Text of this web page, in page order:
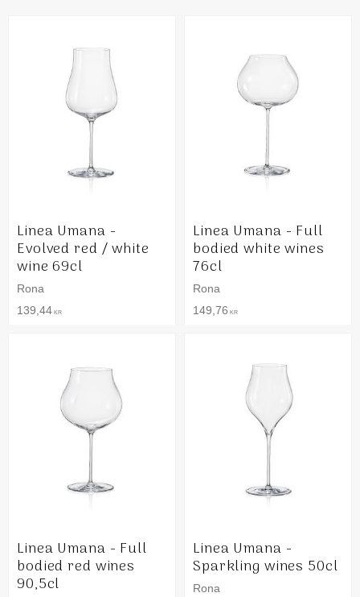
Linea Umana -
Evolved red / white
wine 69cl
Rona
139,44 KR
Linea Umana - Full
bodied white wines
76cl
Rona
149,76 KR
Linea Umana - Full
bodied red wines
90,5cl
Linea Umana -
Sparkling wines 50cl
Rona